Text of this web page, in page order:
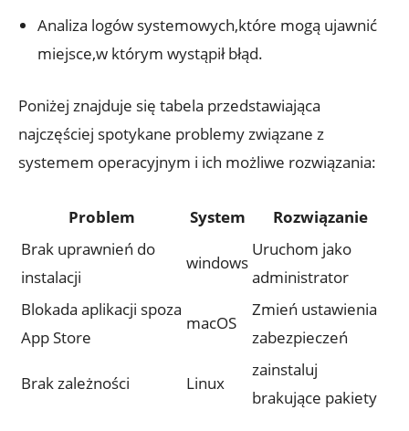
Analiza logów systemowych,które mogą ujawnić
miejsce,w którym wystąpił błąd.
Poniżej znajduje się tabela przedstawiająca
najczęściej spotykane problemy związane z
systemem operacyjnym i ich możliwe rozwiązania:
Problem System
Rozwiązanie
Brak uprawnień do
instalacji
windows
Uruchom jako
administrator
Blokada aplikacji spoza
App Store
macOS
Zmień ustawienia
zabezpieczeń
Brak zależności Linux
zainstaluj
brakujące pakiety